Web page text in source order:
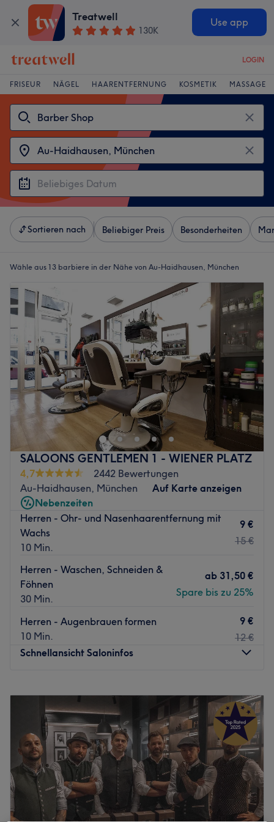
Treatwell
130K
Use app
LOGIN
FRISEUR NÄGEL HAARENTFERNUNG KOSMETIK MASSAGE
Sortieren nach Beliebiger Preis Besonderheiten
Wähle aus 13 barbiere in der Nähe von Au-Haidhausen, München
SALOONS GENTLEMEN 1 - WIENER PLATZ
4,7
2442 Bewertungen
Au-Haidhausen, München
Auf Karte anzeigen
Nebenzeiten
Herren - Ohr- und Nasenhaarentfernung mit
Wachs
10 Min.
9 €
15 €
Herren - Waschen, Schneiden &
Föhnen
30 Min.
ab 31,50 €
Spare bis zu 25%
Herren - Augenbrauen formen
10 Min.
9 €
12 €
Schnellansicht Saloninfos
08:00–19:00
Mittwoch
08:00
19:00
Donnerstag
08:00– 19:00
Freitag
08:00 – 19:00
Samstag
09:00 –17:00
Sonntag
Geschlossen
SALOONS GENTLEMEN, direkt neben dem Café am
Wiener Platz in Haidhausen ist eine Institution was